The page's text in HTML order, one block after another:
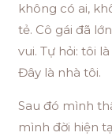
không có ai,
tẻ. Cô gái đã
vui. Tự hỏi: tôi
Đây là nhà tôi.
Sau đó mình
mình đời hiện